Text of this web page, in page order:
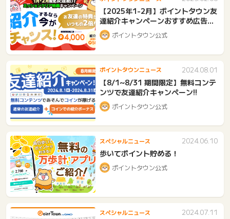
【2025年1-2月】ポイントタウン友
達紹介キャンペーンおすすめ広告紹
介
ポイントタウン公式
ポイントタウンニュース 2024.08.01
【8/1~8/31 期間限定】無料コンテ
ンツで友達紹介キャンペーン!!
ポイントタウン公式
スペシャルニュース 2024.06.10
歩いてポイント貯める！
ポイントタウン公式
スペシャルニュース 2024.07.11